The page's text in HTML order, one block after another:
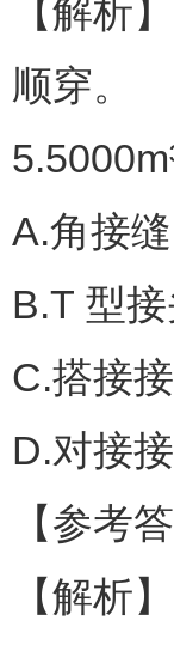
【解析
顺穿。
A.角接缝
B.T 型
C.搭接
D.对接
【参考
【解析